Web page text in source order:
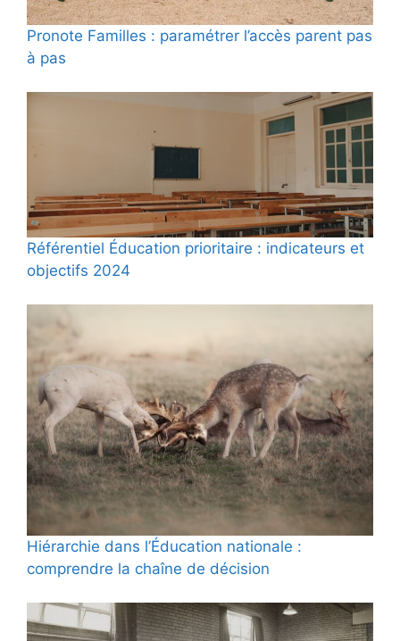
Pronote Familles : paramétrer l’accès parent pas
à pas
Référentiel Éducation prioritaire : indicateurs et
objectifs 2024
Hiérarchie dans l’Éducation nationale :
comprendre la chaîne de décision